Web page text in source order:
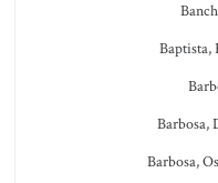
Baptista,
Barbosa,
Barbosa,